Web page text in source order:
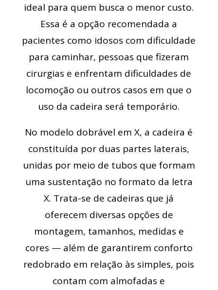
ideal para quem busca o menor custo.
Essa é a opção recomendada a
pacientes como idosos com dificuldade
para caminhar, pessoas que fizeram
cirurgias e enfrentam dificuldades de
locomoção ou outros casos em que o
uso da cadeira será temporário.
No modelo dobrável em X, a cadeira é
constituída por duas partes laterais,
unidas por meio de tubos que formam
uma sustentação no formato da letra
X. Trata-se de cadeiras que já
oferecem diversas opções de
montagem, tamanhos, medidas e
cores — além de garantirem conforto
redobrado em relação às simples, pois
contam com almofadas e